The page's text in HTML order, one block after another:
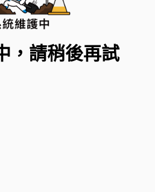
，請稍後再試